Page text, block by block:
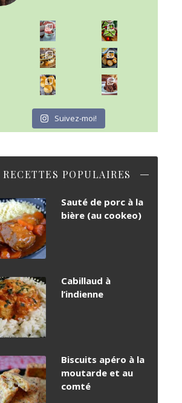
~ NICE CREAM À LA FRAISE ~
Presque un mois que
~ FINANCIERS MYRTILLES ET CITRON ~
Aujourd'hu
~ BUNS MAISON ~
Un peu de boulange par ici au
~ GÂTEAU FONDANT CHOCO NOISETTE ~
C'est lundi
Suivez-moi!
RECETTES POPULAIRES
Sauté de porc à la
bière (au cookeo)
Cabillaud à
l’indienne
Biscuits apéro à la
moutarde et au
comté